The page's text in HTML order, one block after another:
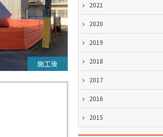
施工後
2021
2020
2019
2018
2017
2016
2015